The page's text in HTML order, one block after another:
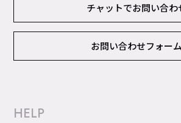
チャットでお問い合わ
お問い合わせフォーム
HELP